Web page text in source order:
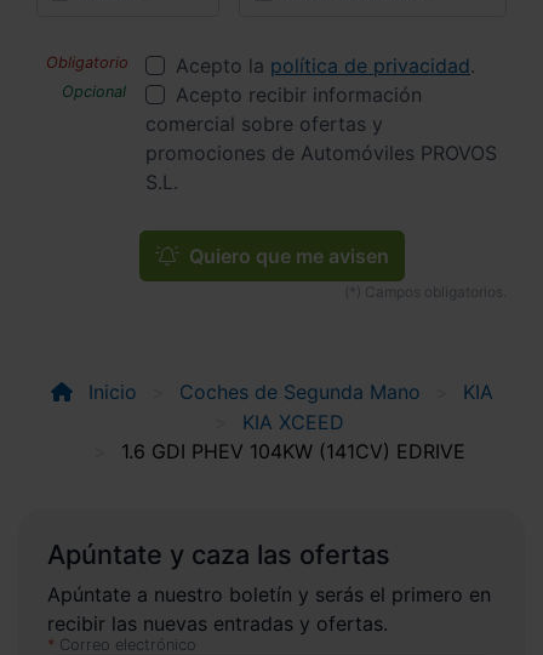
Acepto la política de privacidad.
Acepto recibir información
comercial sobre ofertas y
promociones de Automóviles PROVOS
S.L.
Quiero que me avisen
Inicio Coches de Segunda Mano
KIA
KIA XCEED
1.6 GDI PHEV 104KW (141CV) EDRIVE
Apúntate y caza las ofertas
Apúntate a nuestro boletín y serás el primero en
recibir las nuevas entradas y ofertas.
Correo electrónico